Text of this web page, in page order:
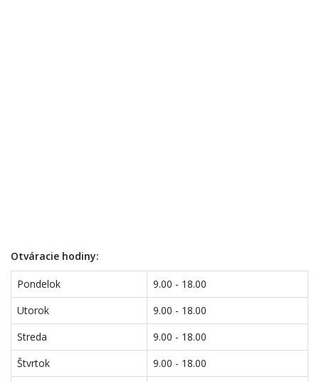
Otváracie hodiny:
Pondelok
9.00 - 18.00
Utorok
9.00 - 18.00
Streda
9.00 - 18.00
Štvrtok
9.00 - 18.00